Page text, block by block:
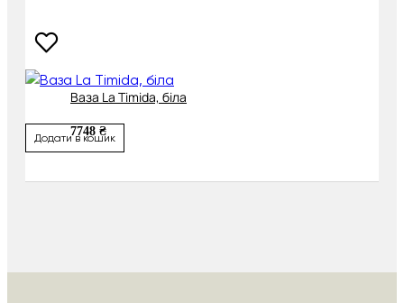
Ваза La Timida, біла
7748 ₴
Додати в кошик